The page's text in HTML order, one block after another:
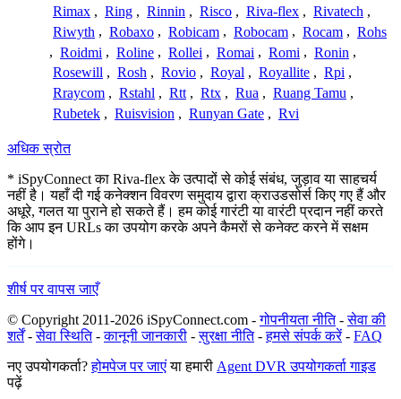
Rimax , Ring , Rinnin , Risco , Riva-flex , Rivatech ,
Riwyth , Robaxo , Robicam , Robocam , Rocam , Rohs
, Roidmi , Roline , Rollei , Romai , Romi , Ronin ,
Rosewill , Rosh , Rovio , Royal , Royallite , Rpi ,
Rraycom , Rstahl , Rtt , Rtx , Rua , Ruang Tamu ,
Rubetek , Ruisvision , Runyan Gate , Rvi
अधिक स्रोत
* iSpyConnect का Riva-flex के उत्पादों से कोई संबंध, जुड़ाव या साहचर्य
नहीं है। यहाँ दी गई कनेक्शन विवरण समुदाय द्वारा क्राउडसोर्स किए गए हैं और
अधूरे, गलत या पुराने हो सकते हैं। हम कोई गारंटी या वारंटी प्रदान नहीं करते
कि आप इन URLs का उपयोग करके अपने कैमरों से कनेक्ट करने में सक्षम
होंगे।
शीर्ष पर वापस जाएँ
© Copyright 2011-2026 iSpyConnect.com -गोपनीयता नीति-सेवा की
शर्तें-सेवा स्थिति-कानूनी जानकारी -सुरक्षा नीति-हमसे संपर्क करें- FAQ
नए उपयोगकर्ता?होमपेज पर जाएंया हमारी Agent DVR उपयोगकर्ता गाइड
पढ़ें